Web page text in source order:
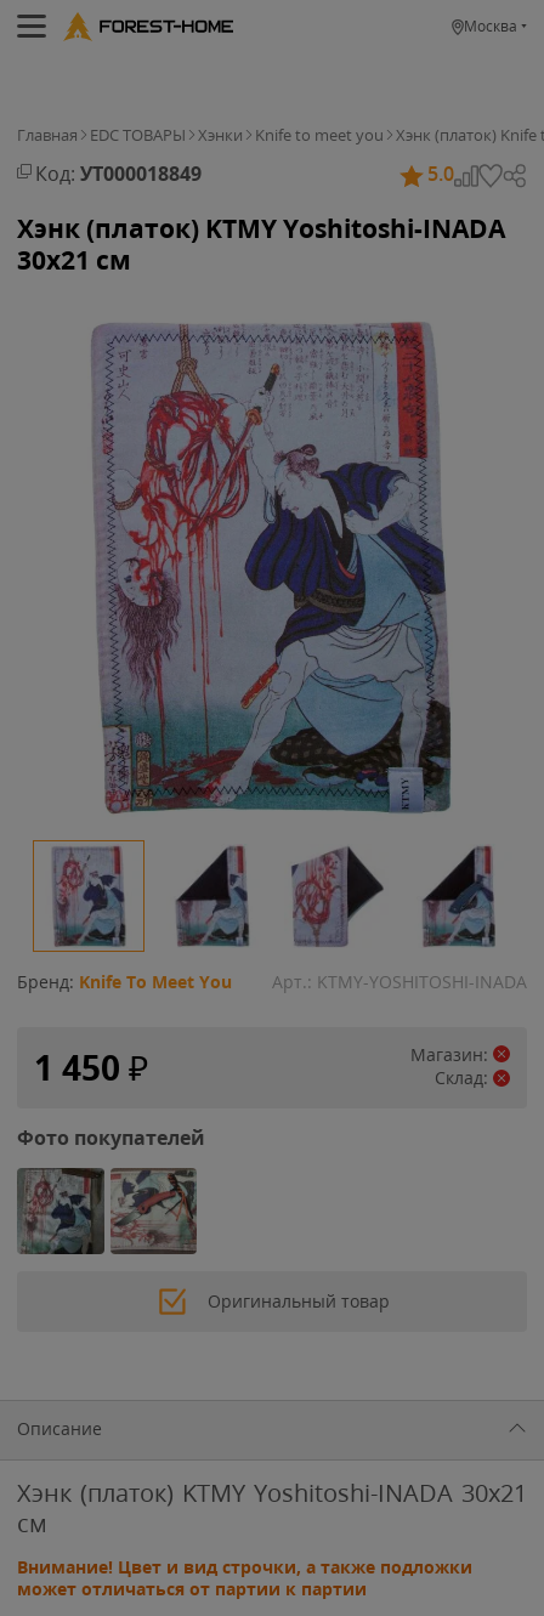
Москва
Главная EDC ТОВАРЫ Хэнки Knife to meet you Хэнк (платок)
Код: УТ000018849 5.0
Хэнк (платок) KTMY Yoshitoshi-INADA
30x21 см
Бренд: Knife To Meet You Арт.: KTMY-YOSHITOSHI-INADA
1 450 ₽
Магазин:
Склад:
Фото покупателей
Оригинальный товар
Описание
Хэнк (платок) KTMY Yoshitoshi-INADA 30x21
см
Внимание! Цвет и вид строчки, а также подложки
может отличаться от партии к партии